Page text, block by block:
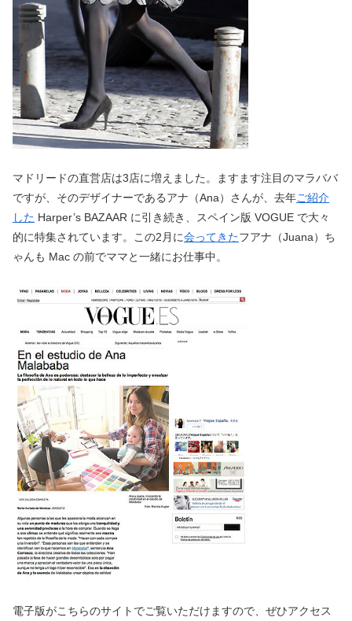
マドリードの直営店は3店に増えました。ますます注目のマラババ
ですが、そのデザイナーであるアナ（Ana）さんが、去年ご紹介
した Harper’s BAZAAR に引き続き、スペイン版 VOGUE で大々
的に特集されています。この2月に会ってきたフアナ（Juana）ち
ゃんも Mac の前でママと一緒にお仕事中。
電子版がこちらのサイトでご覧いただけますので、ぜひアクセス